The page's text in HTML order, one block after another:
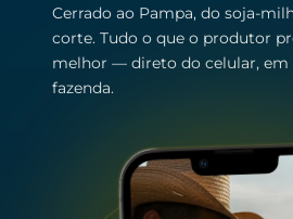
Cerrado ao Pampa, do soja-
corte. Tudo o que o produtor
melhor — direto do celular, em
fazenda.